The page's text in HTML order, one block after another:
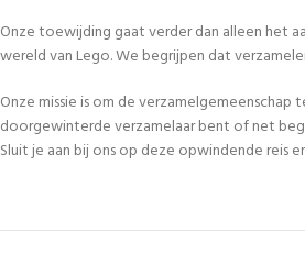
Onze toewijding gaat verder dan alleen het
wereld van Lego. We begrijpen dat
Onze missie is om de
doorgewinterde verzamelaar bent of net
Sluit je aan bij ons op deze opwindende reis